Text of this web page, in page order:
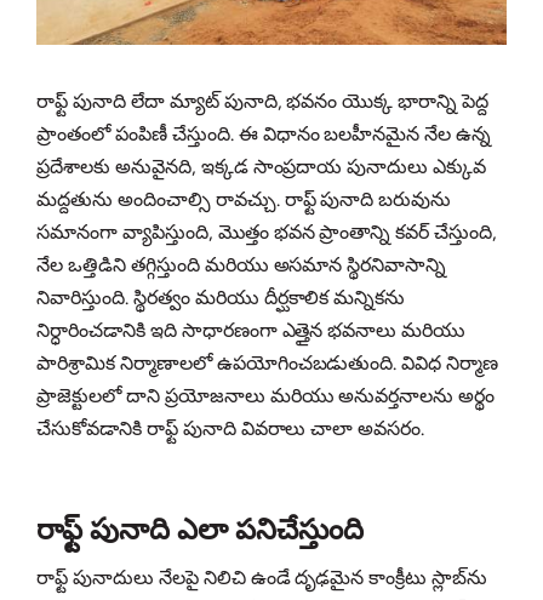
రాఫ్ట్ పునాది లేదా మ్యాట్ పునాది, భవనం యొక్క భారాన్ని పెద్ద
ప్రాంతంలో పంపిణీ చేస్తుంది. ఈ విధానం బలహీనమైన నేల ఉన్న
ప్రదేశాలకు అనువైనది, ఇక్కడ సాంప్రదాయ పునాదులు ఎక్కువ
మద్దతును అందించాల్సి రావచ్చు. రాఫ్ట్ పునాది బరువును
సమానంగా వ్యాపిస్తుంది, మొత్తం భవన ప్రాంతాన్ని కవర్ చేస్తుంది,
నేల ఒత్తిడిని తగ్గిస్తుంది మరియు అసమాన స్థిరనివాసాన్ని
నివారిస్తుంది. స్థిరత్వం మరియు దీర్ఘకాలిక మన్నికను
నిర్ధారించడానికి ఇది సాధారణంగా ఎత్తైన భవనాలు మరియు
పారిశ్రామిక నిర్మాణాలలో ఉపయోగించబడుతుంది. వివిధ నిర్మాణ
ప్రాజెక్టులలో దాని ప్రయోజనాలు మరియు అనువర్తనాలను అర్థం
చేసుకోవడానికి రాఫ్ట్ పునాది వివరాలు చాలా అవసరం.
రాఫ్ట్ పునాది ఎలా పనిచేస్తుంది
రాఫ్ట్ పునాదులు నేలపై నిలిచి ఉండే దృఢమైన కాంక్రీటు స్లాబ్‌ను